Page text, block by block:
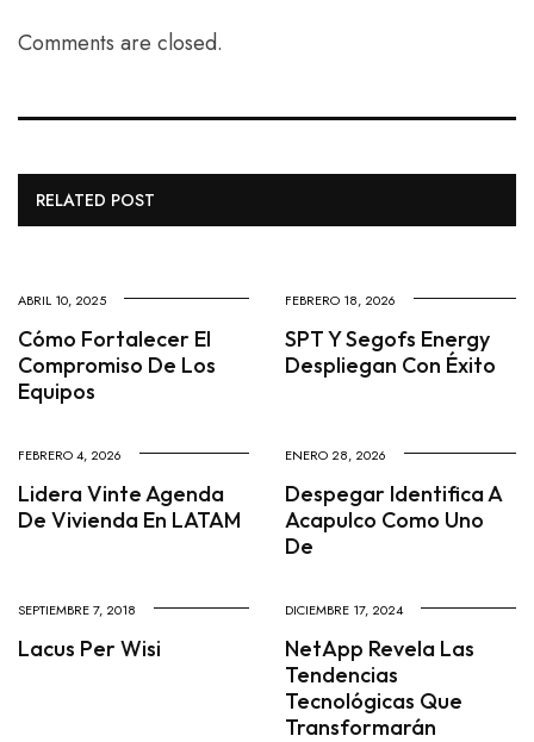
Comments are closed.
RELATED POST
ABRIL 10, 2025
Cómo Fortalecer El
Compromiso De Los
Equipos
FEBRERO 18, 2026
SPT Y Segofs Energy
Despliegan Con Éxito
FEBRERO 4, 2026
Lidera Vinte Agenda
De Vivienda En LATAM
ENERO 28, 2026
Despegar Identifica A
Acapulco Como Uno
De
SEPTIEMBRE 7, 2018
Lacus Per Wisi
DICIEMBRE 17, 2024
NetApp Revela Las
Tendencias
Tecnológicas Que
Transformarán